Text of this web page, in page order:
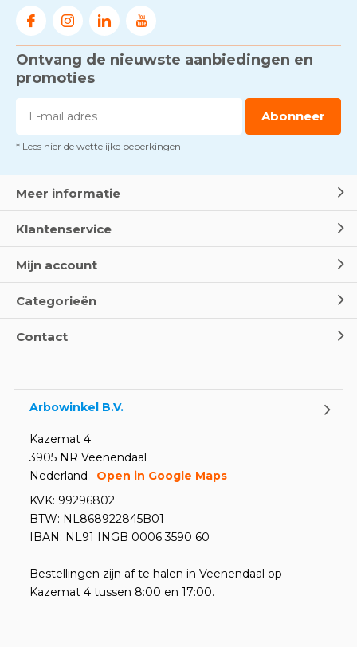
Door
Voorkom brand met
rookmelders, hittemelders en
DoorMarco van Arbowinkel.nl
Dag van de BHV - Als elke
Oogspoel flessen en
Ontvang de nieuwste aanbiedingen en
promoties
Abonneer
* Lees hier de wettelijke beperkingen
Meer informatie
Klantenservice
Mijn account
Categorieën
Contact
Arbowinkel B.V.
Kazemat 4
3905 NR Veenendaal
Nederland
Open in Google Maps
KVK: 99296802
BTW: NL868922845B01
IBAN: NL91 INGB 0006 3590 60
Bestellingen zijn af te halen in Veenendaal op
Kazemat 4 tussen 8:00 en 17:00.